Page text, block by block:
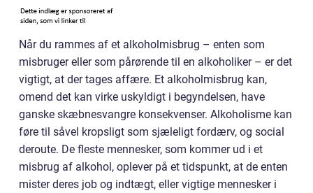
Når du rammes af et alkoholmisbrug – enten som
misbruger eller som pårørende til en alkoholiker – er det
vigtigt, at der tages affære. Et alkoholmisbrug kan,
omend det kan virke uskyldigt i begyndelsen, have
ganske skæbnesvangre konsekvenser. Alkoholisme kan
føre til såvel kropsligt som sjæleligt fordærv, og social
deroute. De fleste mennesker, som kommer ud i et
misbrug af alkohol, oplever på et tidspunkt, at de enten
mister deres job og indtægt, eller vigtige mennesker i